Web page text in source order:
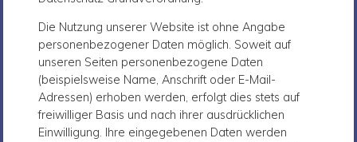
Die Nutzung unserer Website ist ohne Angabe
personenbezogener Daten möglich. Soweit auf
unseren Seiten personenbezogene Daten
(beispielsweise Name, Anschrift oder E-Mail-
Adressen) erhoben werden, erfolgt dies stets auf
freiwilliger Basis und nach ihrer ausdrücklichen
Einwilligung. Ihre eingegebenen Daten werden